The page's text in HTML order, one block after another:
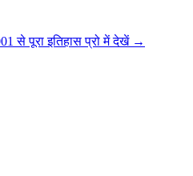
से पूरा इतिहास प्रो में देखें →